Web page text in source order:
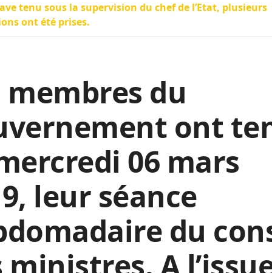
tenu sous la supervision du chef de l’Etat, plusieurs
ont été prises.
membres du
ont
06 mars
leur séance
du